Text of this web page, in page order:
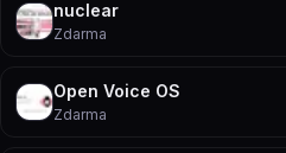
nuclear
Zdarma
Open Voice OS
Zdarma